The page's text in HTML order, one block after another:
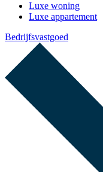
Luxe woning
Luxe appartement
Bedrijfsvastgoed